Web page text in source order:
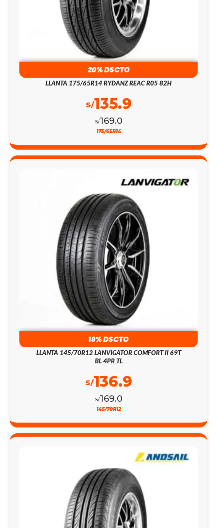
20% DSCTO
LLANTA 175/65R14 RYDANZ REAC R05 82H
S/169.0
S/135.9
175/65R14
19% DSCTO
LLANTA 145/70R12 LANVIGATOR COMFORT II 69T
BL 4PR TL
S/169.0
S/136.9
145/70R12